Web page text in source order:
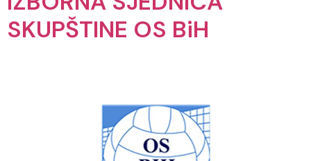
SKUPŠTINE OS BiH